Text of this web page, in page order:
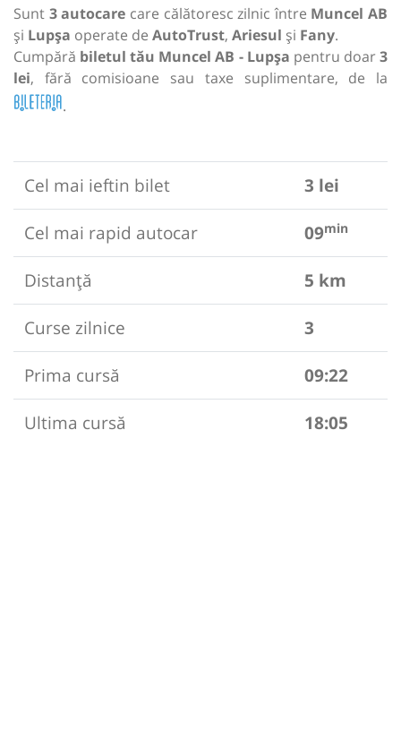
Sunt 3 autocare care călătoresc zilnic între Muncel AB
și Lupșa operate de AutoTrust, Ariesul și Fany.
Cumpără biletul tău Muncel AB - Lupșa pentru doar3
lei, fără comisioane sau taxe suplimentare, de la
.
Cel mai ieftin bilet
3 lei
Cel mai rapid autocar
09min
Distanță
5 km
Curse zilnice
3
Prima cursă
09:22
Ultima cursă
18:05